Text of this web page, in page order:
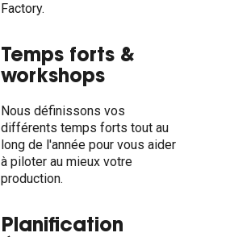
Factory.
Temps forts &
workshops
Nous définissons vos
différents temps forts tout au
long de l'année pour vous aider
à piloter au mieux votre
production.
Planification